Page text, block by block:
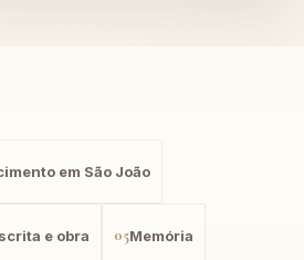
em São João
e obra 05Memória